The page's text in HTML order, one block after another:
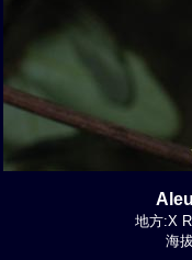
地方:X
海